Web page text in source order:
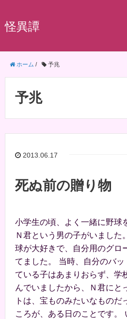
怪異譚
ホーム / 予兆
予兆
2013.06.17
死ぬ前の贈り物
小学生の頃、よく一緒に野球
Ｎ君という男の子がいました
球が大好きで、自分用のグロ
てました。 当時、自分のバ
ている子はあまりおらず、学
んでいましたから、Ｎ君にと
トは、宝ものみたいなものだ
ころが、ある日のことです。